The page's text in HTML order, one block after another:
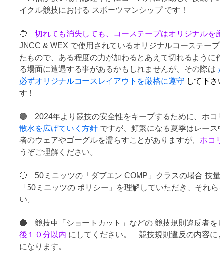
イクル競技における スポーツマンシップ です！
🔵 切れても消失しても、コーステープはオリジナルを
JNCC & WEX で使用されているオリジナルコーステー
たもので、ある程度の力が加わるとあえて切れるよう
る場面に遭遇する事があるかもしれませんが、その際は
必ずオリジナルコースレイアウトを厳格に遵守 して下
す！
🟣 2024年より競技の安全性をキープするために、ホ
散水を広げていく方針 ですが、頻繁になる夏季はレー
者のウェアやゴーグルを濡らすことがありますが、 ホコ
うぞご理解ください。
🔵 50ミニッツの「ダブエン COMP」クラスの場合 技
「50ミニッツの ポリシー」を理解していただき、それ
い。
🔵 競技中「ショートカット」などの 競技規則違反者
後１０分以内 にしてください。 競技規則違反の内容に
になります。